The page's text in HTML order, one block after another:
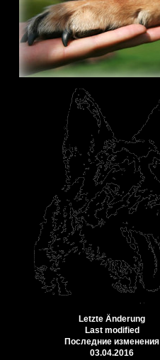
Letzte Änderung
Last modified
Последние изменения
03.04.2016